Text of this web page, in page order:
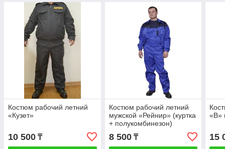
Костюм рабочий летний
«Кузет»
10 500 ₸
Костюм рабочий летний
мужской «Рейнир» (куртка
+ полукомбинезон)
8 500₸
«В»
15